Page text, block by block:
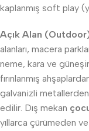
kaplanmış soft play
Açık Alan
alanları, macera
neme, kara ve güneşin
fırınlanmış
galvanizli
edilir. Dış mekan
yıllarca çürümeden